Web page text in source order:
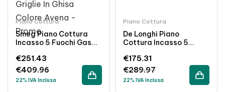
Piano Cottura
Smeg Piano Cottura
Incasso 5 Fuochi Gas
Colore Panna
€409.96
€251.43
22% IVA Inclusa
Piano Cottura
De Longhi Piano
Cottura Incasso 5
Griglie Ghisa
€289.97
€175.31
22% IVA Inclusa